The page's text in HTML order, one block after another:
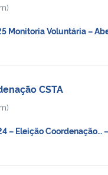
Voluntária –
CSTA
Eleição Coordenação…